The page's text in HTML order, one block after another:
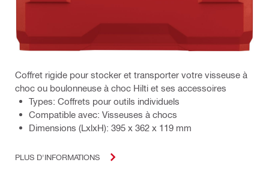
Coffret rigide pour stocker et transporter votre visseuse à
choc ou boulonneuse à choc Hilti et ses accessoires
Types: Coffrets pour outils individuels
Compatible avec: Visseuses à chocs
Dimensions (LxlxH): 395 x 362 x 119 mm
PLUS D'INFORMATIONS